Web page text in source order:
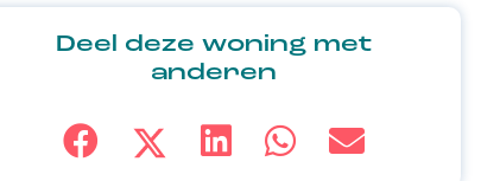
Deel deze woning met
anderen